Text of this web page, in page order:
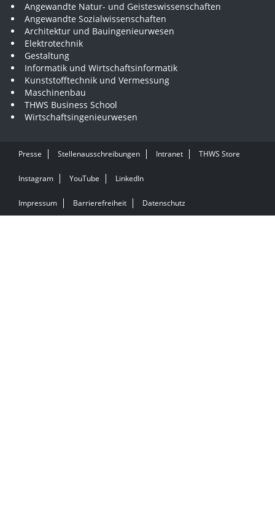
Angewandte Natur- und Geisteswissenschaften
Angewandte Sozialwissenschaften
Architektur und Bauingenieurwesen
Elektrotechnik
Gestaltung
Informatik und Wirtschaftsinformatik
Kunststofftechnik und Vermessung
Maschinenbau
THWS Business School
Wirtschaftsingenieurwesen
Presse Stellenausschreibungen Intranet THWS Store
Instagram YouTube LinkedIn
Impressum Barrierefreiheit Datenschutz